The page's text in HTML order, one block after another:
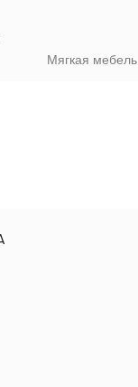
Мягкая мебель